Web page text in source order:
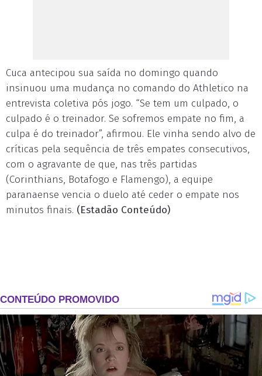
Cuca antecipou sua saída no domingo quando
insinuou uma mudança no comando do Athletico na
entrevista coletiva pós jogo. “Se tem um culpado, o
culpado é o treinador. Se sofremos empate no fim, a
culpa é do treinador”, afirmou. Ele vinha sendo alvo de
críticas pela sequência de três empates consecutivos,
com o agravante de que, nas três partidas
(Corinthians, Botafogo e Flamengo), a equipe
paranaense vencia o duelo até ceder o empate nos
minutos finais. (Estadão Conteúdo)